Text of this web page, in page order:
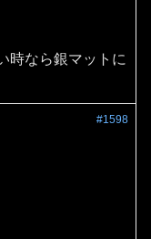
時なら銀マットに
#1598